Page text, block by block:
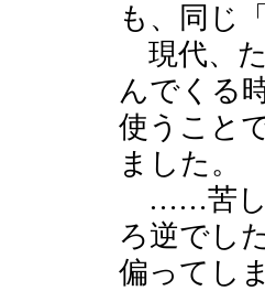
も、同じ
現代、
んでくる
使うこと
ました。
……苦し
ろ逆でし
偏ってし